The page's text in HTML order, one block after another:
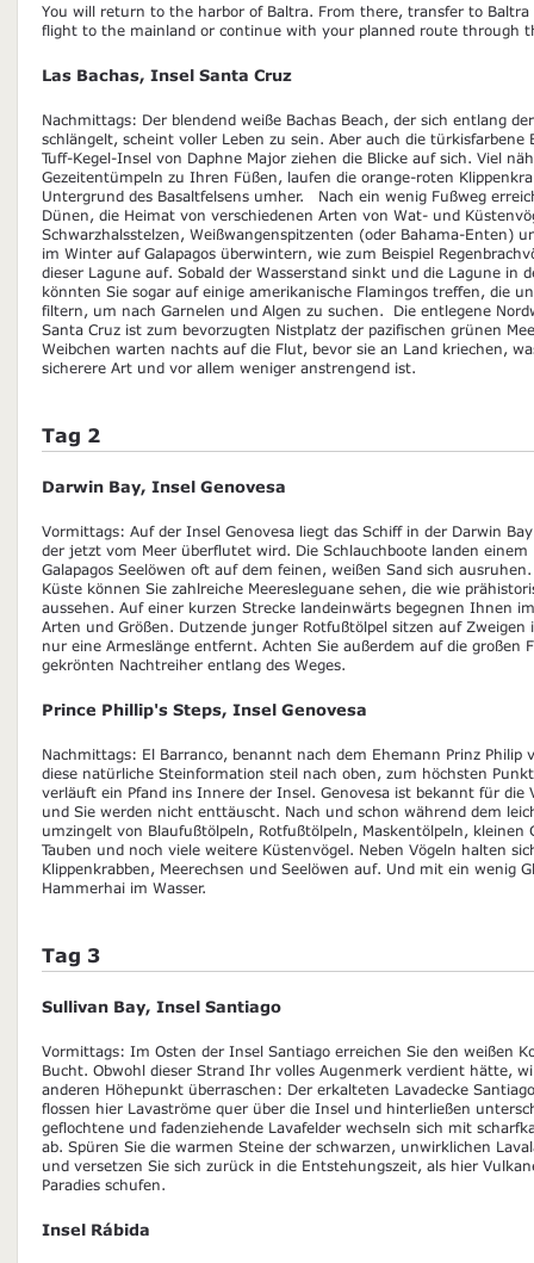
You will return to the harbor of Baltra. From there, transfer to
flight to the mainland or continue with your planned route through
Las Bachas, Insel Santa Cruz
Nachmittags: Der blendend weiße Bachas Beach, der sich entlang
schlängelt, scheint voller Leben zu sein. Aber auch die
Tuff-Kegel-Insel von Daphne Major ziehen die Blicke auf sich. Viel
Gezeitentümpeln zu Ihren Füßen, laufen die orange-roten
Untergrund des Basaltfelsens umher. Nach ein wenig Fußweg
Dünen, die Heimat von verschiedenen Arten von Wat- und
Schwarzhalsstelzen, Weißwangenspitzenten (oder Bahama-Enten)
im Winter auf Galapagos überwintern, wie zum Beispiel
dieser Lagune auf. Sobald der Wasserstand sinkt und die Lagune in
könnten Sie sogar auf einige amerikanische Flamingos treffen, die
filtern, um nach Garnelen und Algen zu suchen. Die entlegene
Santa Cruz ist zum bevorzugten Nistplatz der pazifischen grünen
Weibchen warten nachts auf die Flut, bevor sie an Land kriechen,
sicherere Art und vor allem weniger anstrengend ist.
Tag 2
Darwin Bay, Insel Genovesa
Vormittags: Auf der Insel Genovesa liegt das Schiff in der Darwin
der jetzt vom Meer überflutet wird. Die Schlauchboote landen
Galapagos Seelöwen oft auf dem feinen, weißen Sand sich
Küste können Sie zahlreiche Meeresleguane sehen, die wie
aussehen. Auf einer kurzen Strecke landeinwärts begegnen Ihnen
Arten und Größen. Dutzende junger Rotfußtölpel sitzen auf Zweigen
nur eine Armeslänge entfernt. Achten Sie außerdem auf die großen
gekrönten Nachtreiher entlang des Weges.
Prince Phillip's Steps, Insel Genovesa
Nachmittags: El Barranco, benannt nach dem Ehemann Prinz Philip
diese natürliche Steinformation steil nach oben, zum höchsten
verläuft ein Pfand ins Innere der Insel. Genovesa ist bekannt für die
und Sie werden nicht enttäuscht. Nach und schon während dem
umzingelt von Blaufußtölpeln, Rotfußtölpeln, Maskentölpeln, kleinen
Tauben und noch viele weitere Küstenvögel. Neben Vögeln halten
Klippenkrabben, Meerechsen und Seelöwen auf. Und mit ein wenig
Hammerhai im Wasser.
Tag 3
Sullivan Bay, Insel Santiago
Vormittags: Im Osten der Insel Santiago erreichen Sie den weißen
Bucht. Obwohl dieser Strand Ihr volles Augenmerk verdient hätte,
anderen Höhepunkt überraschen: Der erkalteten Lavadecke
flossen hier Lavaströme quer über die Insel und hinterließen
geflochtene und fadenziehende Lavafelder wechseln sich mit
ab. Spüren Sie die warmen Steine der schwarzen, unwirklichen
und versetzen Sie sich zurück in die Entstehungszeit, als hier
Paradies schufen.
Insel Rábida